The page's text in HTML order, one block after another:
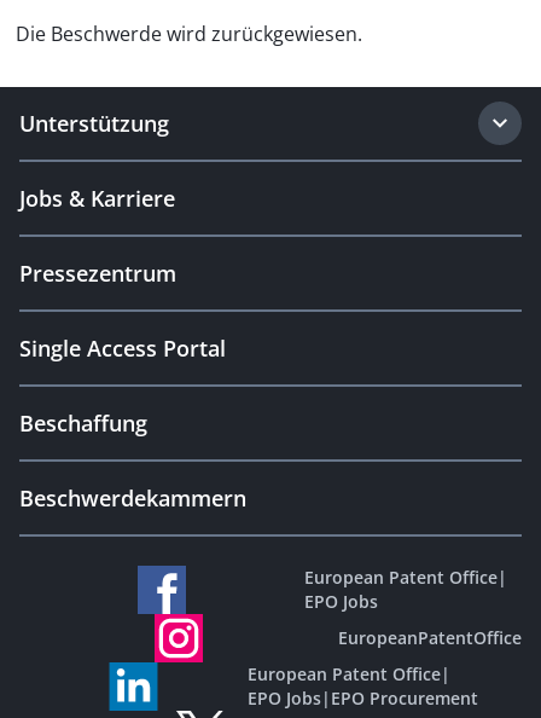
Die Beschwerde wird zurückgewiesen.
Unterstützung
Jobs & Karriere
Pressezentrum
Single Access Portal
Beschaffung
Beschwerdekammern
European Patent Office|
EPO Jobs
EuropeanPatentOffice
European Patent Office|
EPO Jobs| EPO Procurement